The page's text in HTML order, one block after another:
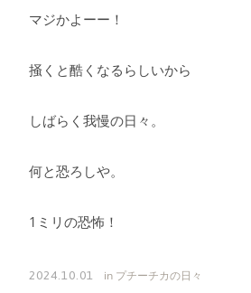
マジかよーー！
掻くと酷くなるらしいから
しばらく我慢の日々。
何と恐ろしや。
1ミリの恐怖！
2024.10.01 in プチーチカの日々